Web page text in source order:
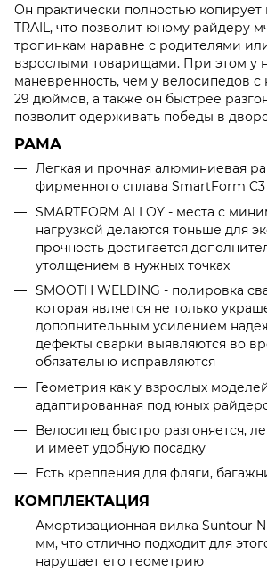
Он практически полностью
TRAIL, что позволит юному райдеру
тропинкам наравне с родителями
взрослыми товарищами. При этом у
маневренность, чем у велосипедов с
29 дюймов, а также он быстрее
позволит одерживать победы в
РАМА
Легкая и прочная алюминиевая
фирменного сплава SmartForm C3
SMARTFORM ALLOY - места с
нагрузкой делаются тоньше для
прочность достигается
утолщением в нужных точках
SMOOTH WELDING - полировка
которая является не только
дополнительным усилением
дефекты сварки выявляются во
обязательно исправляются
Геометрия как у взрослых
адаптированная под юных
Велосипед быстро разгоняется,
и имеет удобную посадку
Есть крепления для фляги,
КОМПЛЕКТАЦИЯ
Амортизационная вилка Suntour
мм, что отлично подходит для
нарушает его геометрию